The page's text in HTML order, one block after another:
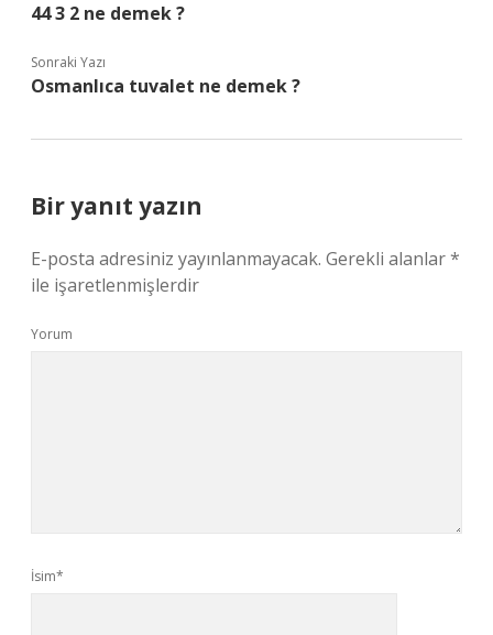
44 3 2 ne demek ?
Sonraki Yazı
Osmanlıca tuvalet ne demek ?
Bir yanıt yazın
E-posta adresiniz yayınlanmayacak. Gerekli alanlar*
ile işaretlenmişlerdir
Yorum
İsim*